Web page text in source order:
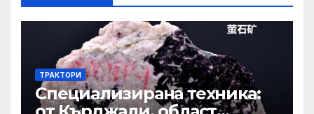
ТРАКТОРИ
Специализирана техника: